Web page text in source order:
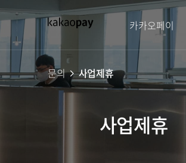
카카오페이
카카오페이의 ESG
소개
전략
대외성과
경영정보
주주구성
정관
고객센터
소비자보호
소비자보호
민원접수
금융정보
문의 사업제휴
사업제휴